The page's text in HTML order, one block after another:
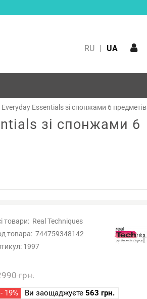
RU | UA
Essentials зі спонжами 6 предметів
зі спонжами 6
товари: Real Techniques
товара: 744759348142
1997
грн.
- 19% Ви заощаджуєте 563 грн.